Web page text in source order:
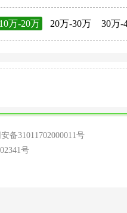
10万-20万 20万-30万 30万-
备31011702000011号
号